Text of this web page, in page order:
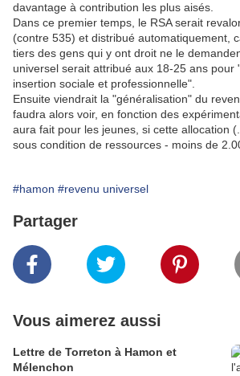
davantage à contribution les plus aisés.
Dans ce premier temps, le RSA serait
(contre 535) et distribué automatiquement,
tiers des gens qui y ont droit ne le
universel serait attribué aux 18-25 ans pour
insertion sociale et professionnelle".
Ensuite viendrait la "généralisation" du
faudra alors voir, en fonction des
aura fait pour les jeunes, si cette allocation
sous condition de ressources - moins de
#hamon #revenu universel
Partager
Vous aimerez aussi
Lettre de Torreton à Hamon et
Mélenchon